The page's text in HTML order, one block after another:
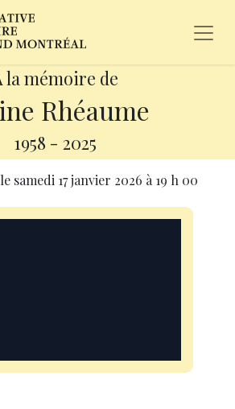
la mémoire de
Rhéaume
1958 - 2025
samedi 17 janvier 2026 à 19 h 00